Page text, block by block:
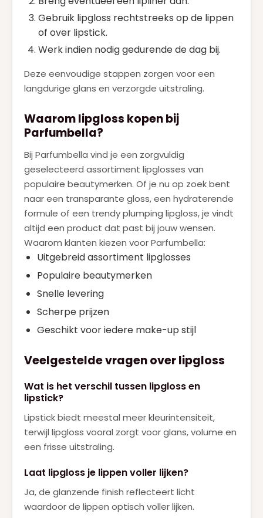
Gebruik lipgloss rechtstreeks op de lippen
of over lipstick.
Werk indien nodig gedurende de dag bij.
Deze eenvoudige stappen zorgen voor een
langdurige glans en verzorgde uitstraling.
Waarom lipgloss kopen bij
Parfumbella?
Bij Parfumbella vind je een zorgvuldig
geselecteerd assortiment lipglosses van
populaire beautymerken. Of je nu op zoek bent
naar een transparante gloss, een hydraterende
formule of een trendy plumping lipgloss, je vindt
altijd een product dat past bij jouw wensen.
Waarom klanten kiezen voor Parfumbella:
Uitgebreid assortiment lipglosses
Populaire beautymerken
Snelle levering
Scherpe prijzen
Geschikt voor iedere make-up stijl
Veelgestelde vragen over lipgloss
Wat is het verschil tussen lipgloss en
lipstick?
Lipstick biedt meestal meer kleurintensiteit,
terwijl lipgloss vooral zorgt voor glans, volume en
een frisse uitstraling.
Laat lipgloss je lippen voller lijken?
Ja, de glanzende finish reflecteert licht
waardoor de lippen optisch voller lijken.